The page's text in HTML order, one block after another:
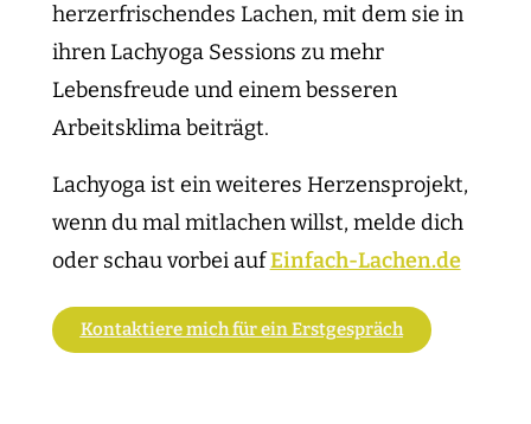
herzerfrischendes Lachen, mit dem sie in
ihren Lachyoga Sessions zu mehr
Lebensfreude und einem besseren
Arbeitsklima beiträgt.
Lachyoga ist ein weiteres Herzensprojekt,
wenn du mal mitlachen willst, melde dich
oder schau vorbei aufEinfach-Lachen.de
Kontaktiere mich für ein Erstgespräch